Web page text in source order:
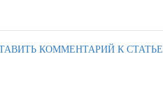
КОММЕНТАРИЙ К СТАТЬЕ